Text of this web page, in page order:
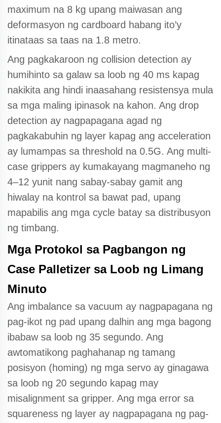
maximum na 8 kg upang maiwasan ang
deformasyon ng cardboard habang ito’y
itinataas sa taas na 1.8 metro.
Ang pagkakaroon ng collision detection ay
humihinto sa galaw sa loob ng 40 ms kapag
nakikita ang hindi inaasahang resistensya mula
sa mga maling ipinasok na kahon. Ang drop
detection ay nagpapagana agad ng
pagkakabuhin ng layer kapag ang acceleration
ay lumampas sa threshold na 0.5G. Ang multi-
case grippers ay kumakayang magmaneho ng
4–12 yunit nang sabay-sabay gamit ang
hiwalay na kontrol sa bawat pad, upang
mapabilis ang mga cycle batay sa distribusyon
ng timbang.
Mga Protokol sa Pagbangon ng
Case Palletizer sa Loob ng Limang
Minuto
Ang imbalance sa vacuum ay nagpapagana ng
pag-ikot ng pad upang dalhin ang mga bagong
ibabaw sa loob ng 35 segundo. Ang
awtomatikong paghahanap ng tamang
posisyon (homing) ng mga servo ay ginagawa
sa loob ng 20 segundo kapag may
misalignment sa gripper. Ang mga error sa
squareness ng layer ay nagpapagana ng pag-